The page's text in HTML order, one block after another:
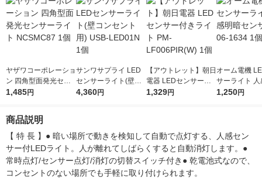
ヤザワコーポレーショ
ン 四角型面発光セン
サーライト NCSMC8
1,485円
サンワサプライ LED
センサーライト(壁コ
ンセント用) USB-LED
4,360円
【アウトレット】朝日
電器 LEDセンサー付
きライト PM-LF006PI
1,329円
オーム電機
サーライト 人
センサー 06-
1,250円
商品説明
【 特 長 】● 暗い場所で動きを検知して自動で点灯する、人感セン
サー付LEDライト。人が離れてしばらくすると自動消灯します。●
常時点灯/センサー点灯/消灯の切替スイッチ付き● 乾電池式なので、
コンセントのない場所でも手軽に取り付けられます。